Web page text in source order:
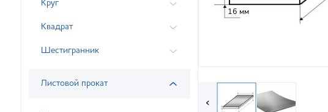
Круг
Квадрат
Шестигранник
Листовой прокат
16 мм
‹